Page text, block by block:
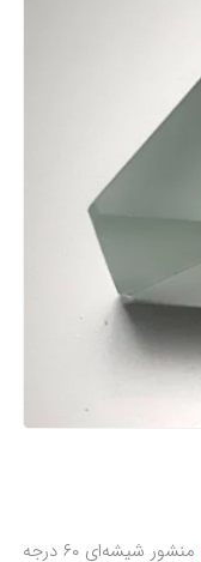
منشور شیشه‌ای ۶۰ درجه